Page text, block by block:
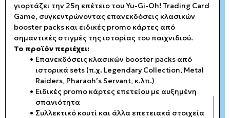
γιορτάζει την 25η επέτειο του Yu-Gi-Oh! Trading Card
Game, συγκεντρώνοντας επανεκδόσεις κλασικών
booster packs και ειδικές promo κάρτες από
σημαντικές στιγμές της ιστορίας του παιχνιδιού.
Το προϊόν περιέχει:
Επανεκδόσεις κλασικών booster packs από
ιστορικά sets (π.χ. Legendary Collection, Metal
Raiders, Pharaoh’s Servant, κ.λπ.)
Ειδικές promo κάρτες επετείου με αυξημένη
σπανιότητα
Συλλεκτικό κουτί και άλλα επετειακά στοιχεία